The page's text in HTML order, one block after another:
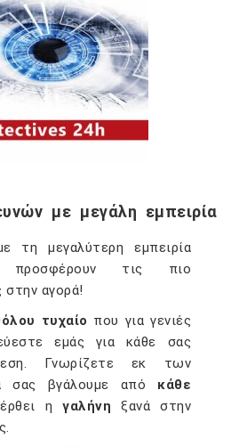
με μεγάλη εμπειρία
τη μεγαλύτερη εμπειρία
προσφέρουν τις πιο
στην αγορά!
τυχαίο που για γενιές
εμάς για κάθε σας
Γνωρίζετε εκ των
σας βγάλουμε από κάθε
ηγαλήνη ξανά στην